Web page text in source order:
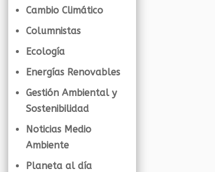
Cambio Climático
Columnistas
Ecología
Energías Renovables
Gestión Ambiental y
Sostenibilidad
Noticias Medio
Ambiente
Planeta al día